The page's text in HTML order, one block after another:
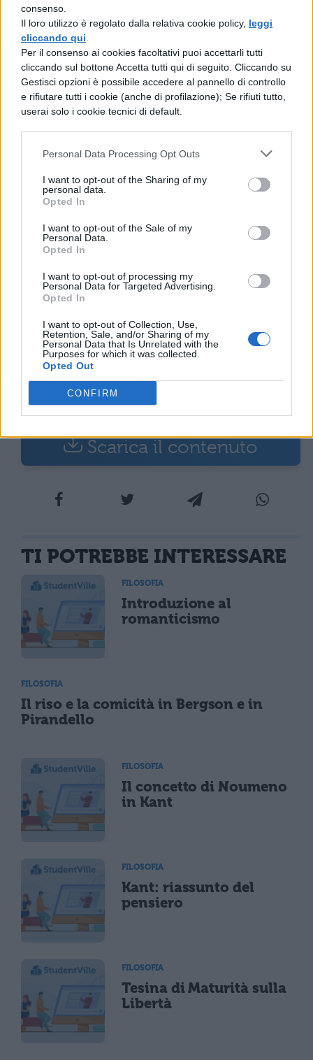
consenso.
Il loro utilizzo è regolato dalla relativa cookie policy, leggi
cliccando qui
Per il consenso ai cookies facoltativi puoi accettarli tutti
cliccando sul bottone Accetta tutti qui di seguito. Cliccando su
Gestisci opzioni è possibile accedere al pannello di controllo
e rifiutare tutti i cookie (anche di profilazione); Se rifiuti tutto,
userai solo i cookie tecnici di default.
Personal Data Processing Opt Outs
I want to opt-out of the Sharing of my
personal data.
Opted In
I want to opt-out of the Sale of my
Personal Data.
Opted In
I want to opt-out of processing my
Personal Data for Targeted Advertising.
Opted In
I want to opt-out of Collection, Use,
Retention, Sale, and/or Sharing of my
Personal Data that Is Unrelated with the
Purposes for which it was collected.
Opted Out
CONFIRM
Parigi, ancora sotto il dominio tedesco, nel
1941. L’influenza di Bergson sul mondo
filosofico contemporanea fu enorme: essa
si esercitò, oltre che su pensatori come
James e Proust, sull’esistenzialismo
Whitehead e di George H. Mead, nonchè,
più in generale, sulla riflessione
contemporanea relativa ai rapporti tra
scienza e filosofia. Non va poi trascurata la
rilevanza che ha avuto il pensiero di
Bergson in campo artistico e letterario,
dando origine ad un movimento
composito generalmente noto col nome di
‘bergsonismo’.
scaricare)
Scarica il contenuto
TI POTREBBE INTERESSARE
FILOSOFIA
Introduzione al
romanticismo
FILOSOFIA
Il riso e la comicità in Bergson e in
Pirandello
FILOSOFIA
Il concetto di Noumeno
in Kant
FILOSOFIA
Kant: riassunto del
pensiero
FILOSOFIA
Tesina di Maturità sulla
Libertà